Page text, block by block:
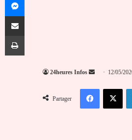
24heures Infos
Envoyer
courriel
12/05/
Partager
FacebookX
Partager par email